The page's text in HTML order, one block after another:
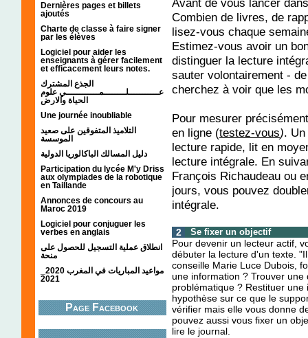
Dernières pages et billets
ajoutés
Charte de classe à faire signer
par les élèves
Logiciel pour aider les
enseignants à gérer facilement
et efficacement leurs notes.
الجذع المشترك
عـــــــــــلــــــــمــــــــــــي علوم
الحياة والارض
Une journée inoubliable
التلاميذ المتفوقين على صعيد
الموسسة
دليل المسالك الباكالوريا الدولية
Participation du lycée M'y Driss
aux olympiades de la robotique
en Taillande
Annonces de concours au
Maroc 2019
Logiciel pour conjuguer les
verbes en anglais
انطلاق عملية التسجيل للحصول على
منحة
2021
Page Facebook
Avant de vous lancer
Combien de livres, de
lisez-vous chaque
Estimez-vous avoir un
distinguer la lecture
sauter volontairement -
cherchez à voir que les
Pour mesurer
en ligne (testez-vous).
lecture rapide, lit en
lecture intégrale. En
François Richaudeau ou
jours, vous pouvez
intégrale.
2 Se fixer un objectif
Pour devenir un lecteur actif,
débuter la lecture d'un texte.
conseille Marie Luce Dubois,
une information ? Trouver
problématique ? Restituer
hypothèse sur ce que le
vérifier mais elle vous donne
pouvez aussi vous fixer un
lire le journal.